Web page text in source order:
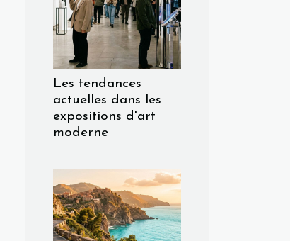
Les tendances
actuelles dans les
expositions d'art
moderne